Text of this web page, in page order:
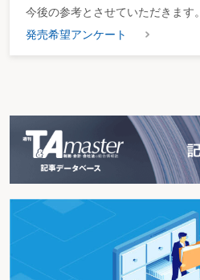
今後の参考とさせていただきます。
発売希望アンケート